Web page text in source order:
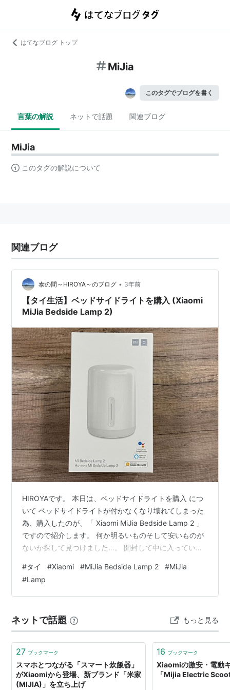
はてなブログ トップ
MiJia
このタグでブログを書く
言葉の解説 ネットで話題 関連ブログ
MiJia
このタグの解説について
関連ブログ
泰の間～HIROYA～のブログ • 3年前
【タイ生活】ベッドサイドライトを購入 (Xiaomi
MiJia Bedside Lamp 2)
HIROYAです。 本日は、ベッドサイドライトを購入 につ
いて ベッドサイドライトが付かなくなり壊れてしまった
為、購入したのが、「 Xiaomi MiJia Bedside Lamp 2 」
ですので紹介します。 何か明るいものそして安いものが
ないか探して見つけました…。 開封して中に入っていた
ルがそのままでは日本では使用できないのが残念…。 色
や明るさも調整できます。 しかも使い方が簡単！ また、
アプリとの連携も！ とても使いやすくていい商品だと思
いです。 では、また！
#タイ #Xiaomi #MiJia Bedside Lamp 2 #MiJia
#Lamp
ネットで話題 もっと見る
27 ブックマーク
スマホとつながる「スマート炊飯器」
がXiaomiから登場、新ブランド「米家
(MIJIA)」を立ち上げ
16 ブックマーク
Xiaomiの激安・電動
「Mijia Electric